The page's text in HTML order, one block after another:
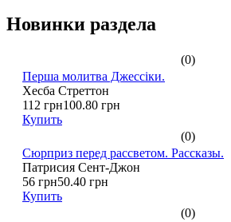
Новинки раздела
(0)
Перша молитва Джессіки.
Хесба Стреттон
112 грн100.80 грн
Купить
(0)
Сюрприз перед рассветом. Рассказы.
Патрисия Сент-Джон
56 грн50.40 грн
Купить
(0)